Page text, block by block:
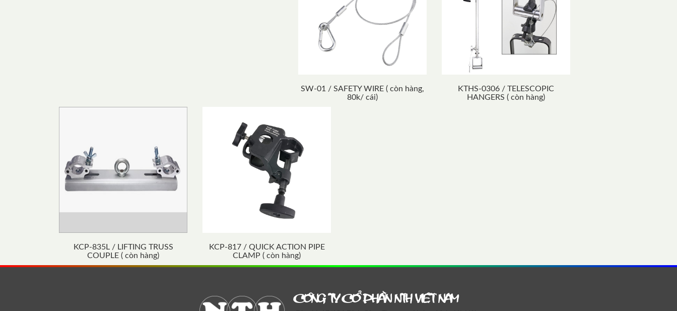
SW-01 / SAFETY WIRE ( còn hàng,
80k/ cái)
KTHS-0306 / TELESCOPIC
HANGERS ( còn hàng)
KCP-835L / LIFTING TRUSS
COUPLE ( còn hàng)
KCP-817 / QUICK ACTION PIPE
CLAMP ( còn hàng)
COÂNG TY COÅ PHAÀN NTH VIEÄT NAM